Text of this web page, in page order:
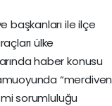
başkanları ile ilçe
ülke
haber konusu
“merdiven
sorumluluğu